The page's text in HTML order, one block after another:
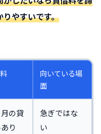
やすいです。
向いている場
面
の貸
り
急ぎではな
い